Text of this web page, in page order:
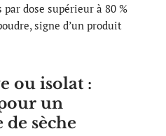
dose supérieur à 80 %
signe d’un produit
ou isolat :
un
sèche